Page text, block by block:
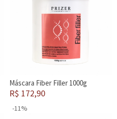
Máscara Fiber Filler 1000g
R$ 172,90
-11%